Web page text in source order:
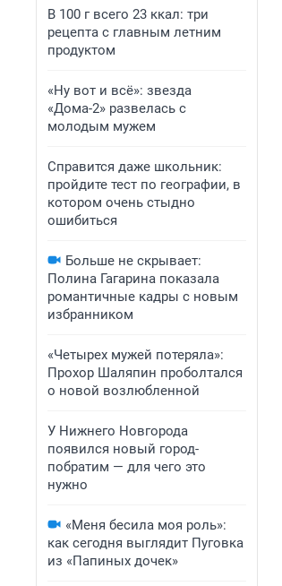
В 100 г всего 23 ккал: три
рецепта с главным летним
продуктом
«Ну вот и всё»: звезда
«Дома-2» развелась с
молодым мужем
Справится даже школьник:
пройдите тест по географии, в
котором очень стыдно
ошибиться
Больше не скрывает:
Полина Гагарина показала
романтичные кадры с новым
избранником
«Четырех мужей потеряла»:
Прохор Шаляпин проболтался
о новой возлюбленной
У Нижнего Новгорода
появился новый город-
побратим — для чего это
нужно
«Меня бесила моя роль»:
как сегодня выглядит Пуговка
из «Папиных дочек»